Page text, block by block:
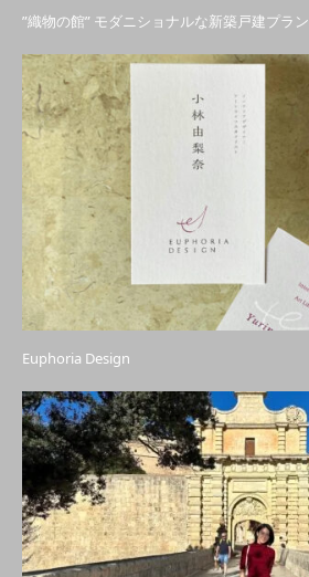
”織物の館” モダニショナルな新築戸建プラン
Euphoria Design